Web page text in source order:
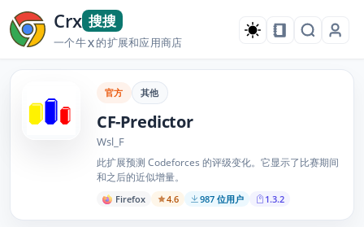
Crx 搜搜
一个牛X的扩展和应用商店
官方 其他
CF-Predictor
Wsl_F
此扩展预测 Codeforces 的评级变化。它显示了比赛期间
和之后的近似增量。
Firefox 4.6 987 位用户 1.3.2